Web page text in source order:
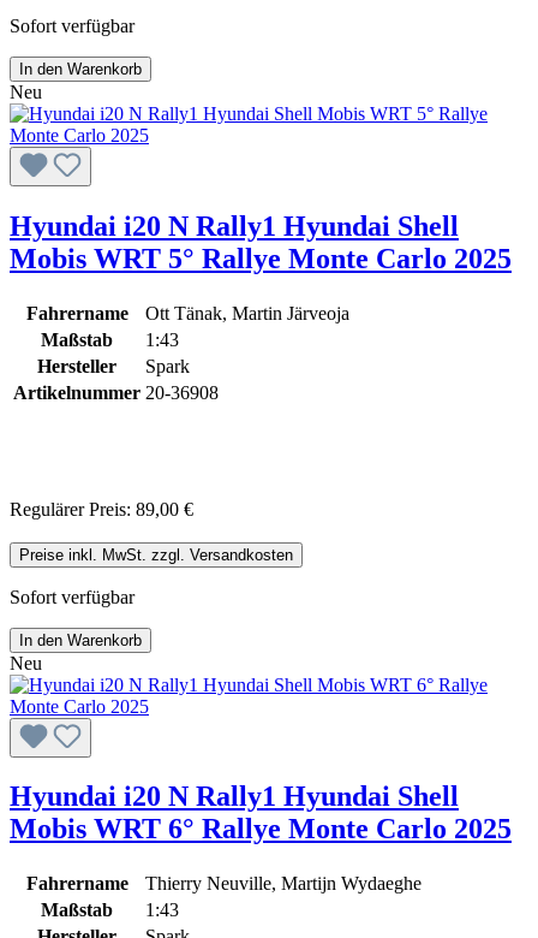
Sofort verfügbar
In den Warenkorb
Neu
Hyundai i20 N Rally1 Hyundai Shell
Mobis WRT 5° Rallye Monte Carlo 2025
Fahrername
Ott Tänak, Martin Järveoja
Maßstab
1:43
Hersteller
Spark
Artikelnummer 20-36908
Regulärer Preis: 89,00 €
Preise inkl. MwSt. zzgl. Versandkosten
Sofort verfügbar
In den Warenkorb
Neu
Hyundai i20 N Rally1 Hyundai Shell
Mobis WRT 6° Rallye Monte Carlo 2025
Fahrername
Thierry Neuville, Martijn Wydaeghe
Maßstab
1:43